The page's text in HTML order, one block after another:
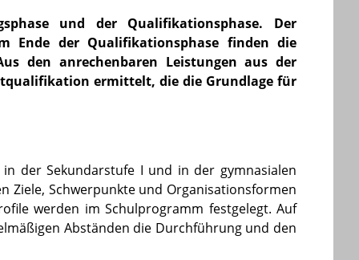
und der Qualifikationsphase. Der
Ende der Qualifikationsphase finden die
den anrechenbaren Leistungen aus der
ermittelt, die die Grundlage für
der Sekundarstufe I und in der gymnasialen
Ziele, Schwerpunkte und Organisationsformen
werden im Schulprogramm festgelegt. Auf
Abständen die Durchführung und den